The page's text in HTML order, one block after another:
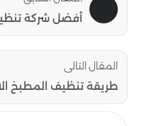
أفضل شركة
المقال التالى
طريقة تنظيف المطبخ